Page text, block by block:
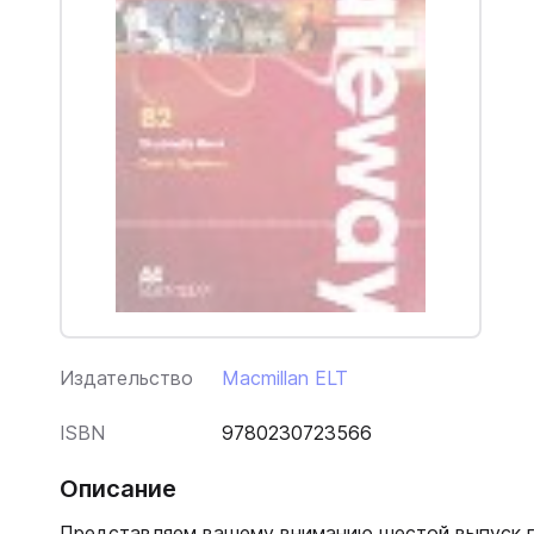
Издательство Macmillan ELT
ISBN 9780230723566
Описание